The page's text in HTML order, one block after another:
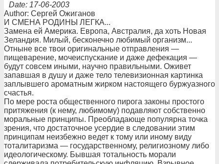
Date: 17-06-2003
Author: Сергей Ожиганов
И СМЕНА РОДИНЫ ЛЕГКА...
Замена ей Америка. Европа, Австралия, да хоть Новая
Зеландия. Милый, бесконечно любимый организм...
Отныне все твои оригинальные отправления —
пищеварение, мочеиспускание и даже дефекация —
будут совсем иными, научно правильными. Оживет
запавшая в душу и даже тело телевизионная картинка
заплывшего ароматным жирком настоящего буржуазного
счастья.
По мере роста общественного пирога законы простого
притяжения (к нему, любимому) подавляют собственно
моральные принципы. Преобладающе популярна точка
зрения, что достаточное усердие в следовании этим
принципам неизбежно ведет к тому или иному виду
тоталитаризма — государственному, религиозному либо
идеологическому. Бывшая тотальность морали